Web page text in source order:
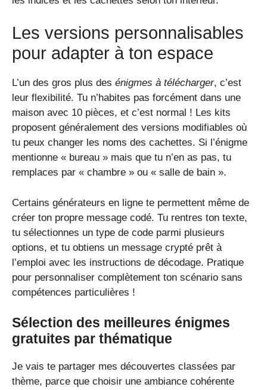
Les versions personnalisables
pour adapter à ton espace
L’un des gros plus des énigmes à télécharger, c’est
leur flexibilité. Tu n’habites pas forcément dans une
maison avec 10 pièces, et c’est normal ! Les kits
proposent généralement des versions modifiables où
tu peux changer les noms des cachettes. Si l’énigme
mentionne « bureau » mais que tu n’en as pas, tu
remplaces par « chambre » ou « salle de bain ».
Certains générateurs en ligne te permettent même de
créer ton propre message codé. Tu rentres ton texte,
tu sélectionnes un type de code parmi plusieurs
options, et tu obtiens un message crypté prêt à
l’emploi avec les instructions de décodage. Pratique
pour personnaliser complètement ton scénario sans
compétences particulières !
Sélection des meilleures énigmes
gratuites par thématique
Je vais te partager mes découvertes classées par
thème, parce que choisir une ambiance cohérente